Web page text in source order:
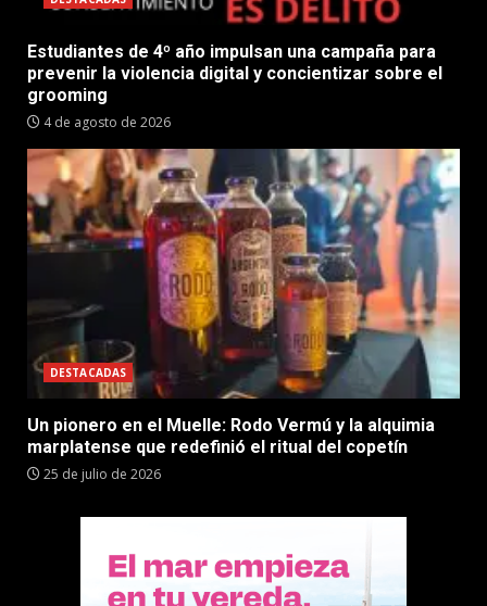
Estudiantes de 4º año impulsan una campaña para
prevenir la violencia digital y concientizar sobre el
grooming
4 de agosto de 2026
DESTACADAS
Un pionero en el Muelle: Rodo Vermú y la alquimia
marplatense que redefinió el ritual del copetín
25 de julio de 2026